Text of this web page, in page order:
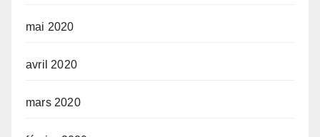
mai 2020
avril 2020
mars 2020